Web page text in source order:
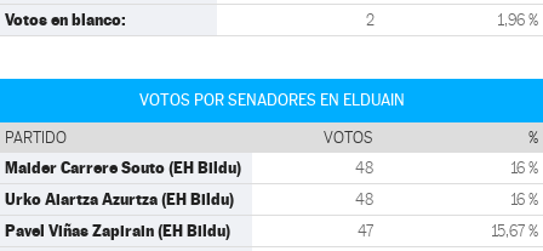
Votos en blanco: 2 1,96 %
VOTOS POR SENADORES EN ELDUAIN
PARTIDO VOTOS %
Maider Carrere Souto (EH Bildu) 48 16 %
Urko Aiartza Azurtza (EH Bildu) 48 16 %
Pavel Viñas Zapirain (EH Bildu) 47 15,67 %